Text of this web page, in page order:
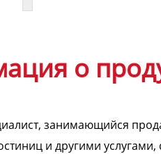
о
занимающийся
и другими